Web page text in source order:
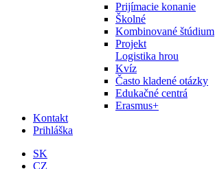
Prijímacie konanie
Školné
Kombinované štúdium
Projekt
Logistika hrou
Kvíz
Často kladené otázky
Edukačné centrá
Erasmus+
Kontakt
Prihláška
SK
CZ